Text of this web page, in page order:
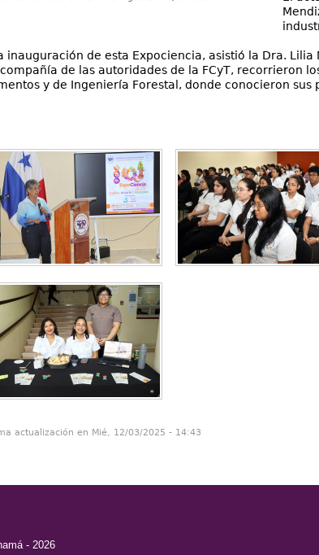
inauguración de esta Expociencia, asistió la Dra.
de las autoridades de la FCyT, recorrieron
y de Ingeniería Forestal, donde conocieron sus
actualización en Mié, 12/03/2025 - 14:43
- 2026